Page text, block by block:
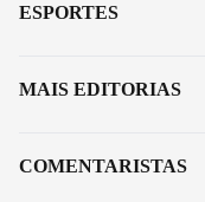
ESPORTES
MAIS EDITORIAS
COMENTARISTAS